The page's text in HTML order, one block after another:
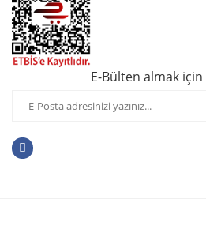
E-Bülten almak için